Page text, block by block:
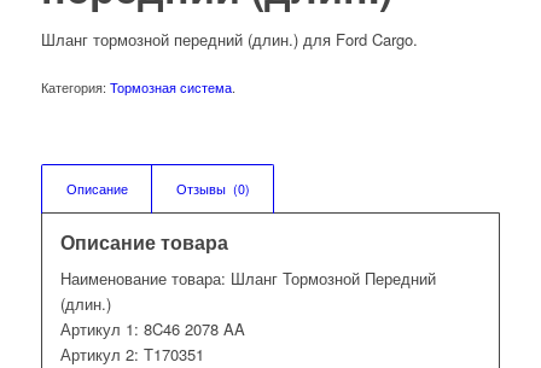
Шланг тормозной передний (длин.) для Ford Cargo.
Категория: Тормозная система.
Описание Отзывы  (0)
Описание товара
Наименование товара: Шланг Тормозной Передний
(длин.)
Артикул 1: 8C46 2078 AA
Артикул 2: T170351